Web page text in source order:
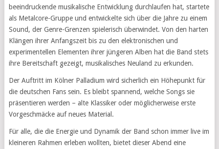
beeindruckende musikalische Entwicklung durchlaufen hat, startete
als Metalcore-Gruppe und entwickelte sich über die Jahre zu einem
Sound, der Genre-Grenzen spielerisch überwindet. Von den harten
Klängen ihrer Anfangszeit bis zu den elektronischen und
experimentellen Elementen ihrer jüngeren Alben hat die Band stets
ihre Bereitschaft gezeigt, musikalisches Neuland zu erkunden.
Der Auftritt im Kölner Palladium wird sicherlich ein Höhepunkt für
die deutschen Fans sein. Es bleibt spannend, welche Songs sie
präsentieren werden – alte Klassiker oder möglicherweise erste
Vorgeschmäcke auf neues Material.
Für alle, die die Energie und Dynamik der Band schon immer live im
kleineren Rahmen erleben wollten, bietet dieser Abend eine